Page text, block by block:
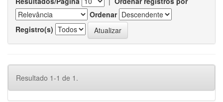
Ordenar
Registro(s)
Resultado 1-1 de 1.